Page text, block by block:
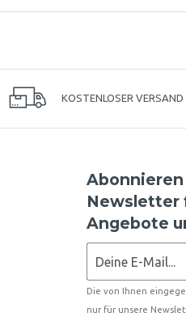
KOSTENLOSER
Newsletter
Angebote
Die von Ihnen
nur für unsere